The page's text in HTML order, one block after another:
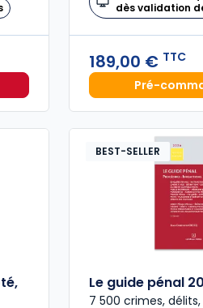
annoté à 49,00 € TTC
dès validation
189,00 € TTC
Pré-
BEST-SELLER
Le guide pénal
7 500 crimes,